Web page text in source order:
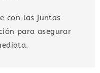
con las juntas
para asegurar